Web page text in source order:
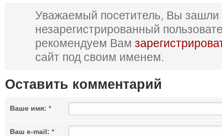
Уважаемый посетитель, Вы зашли
незарегистрированный
рекомендуем Вам
сайт под своим именем.
Оставить комментарий
Ваше имя: *
Ваш e-mail: *